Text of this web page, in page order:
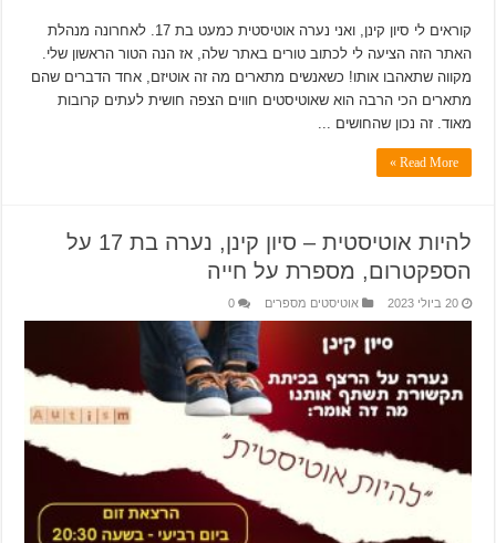
קוראים לי סיון קינן, ואני נערה אוטיסטית כמעט בת 17. לאחרונה מנהלת
האתר הזה הציעה לי לכתוב טורים באתר שלה, אז הנה הטור הראשון שלי.
מקווה שתאהבו אותו! כשאנשים מתארים מה זה אוטיזם, אחד הדברים שהם
מתארים הכי הרבה הוא שאוטיסטים חווים הצפה חושית לעתים קרובות
מאוד. זה נכון שהחושים ...
Read More »
להיות אוטיסטית – סיון קינן, נערה בת 17 על
הספקטרום, מספרת על חייה
20 ביולי 2023 אוטיסטים מספרים 0